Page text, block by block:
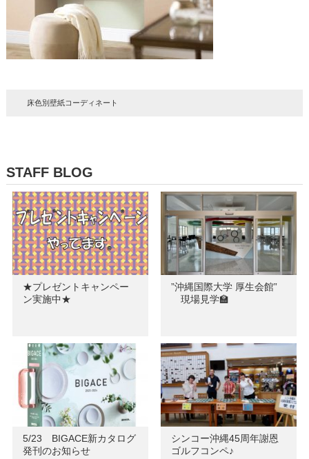
床色別壁紙コーディネート
STAFF BLOG
★プレゼントキャンペー
ン実施中★
”沖縄国際大学 厚生会館”
現場見学🏫
5/23 BIGACE新カタログ
発刊のお知らせ
シンコー沖縄45周年謝恩
ゴルフコンペ♪